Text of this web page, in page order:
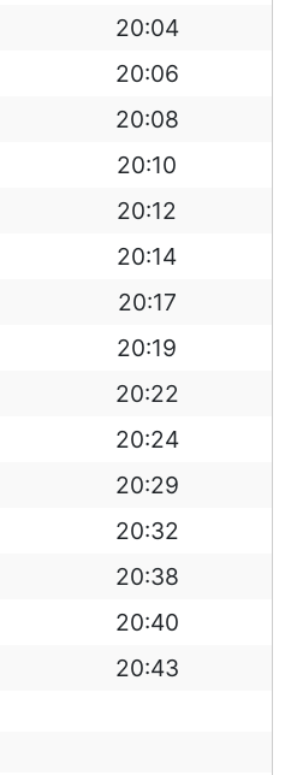
20:04
20:06
20:08
20:10
20:12
20:14
20:17
20:19
20:22
20:24
20:29
20:32
20:38
20:40
20:43